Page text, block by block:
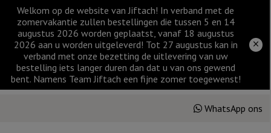
Welkom op de website van Jiftach! In verband met de
zomervakantie zullen bestellingen die tussen 5 en 14
augustus 2026 worden geplaatst, vanaf 18 augustus
2026 aan u worden uitgeleverd! Tot 27 augustus kan in
verband met onze bezetting de uitlevering van uw
bestelling iets langer duren dan dat u van ons gewend
bent. Namens Team Jiftach een fijne zomer toegewenst!
WhatsApp ons